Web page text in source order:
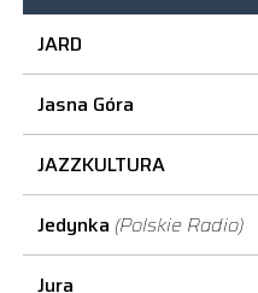
JARD
Jasna Góra
JAZZKULTURA
Jedynka (Polskie Radio)
Jura